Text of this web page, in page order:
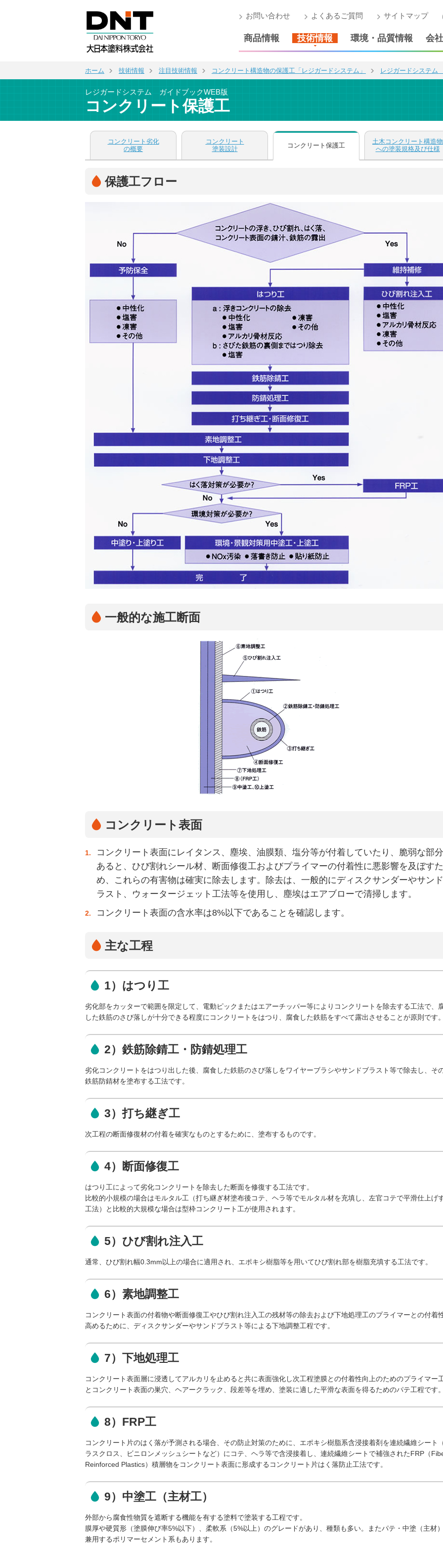
お問い合わせ よくあるご質問 サイトマップ
商品情報 技術情報 環境・品質情報 会
ホーム 技術情報 注目技術情報 コンクリート構造物の保護工「レジガードシステム」 レジガードシステ
レジガードシステム ガイドブックWEB版
コンクリート保護工
コンクリート劣化
の概要
コンクリート
塗装設計
コンクリート保護工
土木コンクリート構造物
への塗装規格及び仕様
保護工フロー
一般的な施工断面
コンクリート表面
1.
コンクリート表面にレイタンス、塵埃、油膜類、塩分等が付着していたり、脆弱な部
あると、ひび割れシール材、断面修復工およびプライマーの付着性に悪影響を及ぼすた
め、これらの有害物は確実に除去します。除去は、一般的にディスクサンダーやサン
ラスト、ウォータージェット工法等を使用し、塵埃はエアブローで清掃します。
2. コンクリート表面の含水率は8%以下であることを確認します。
主な工程
1）はつり工
劣化部をカッターで範囲を限定して、電動ピックまたはエアーチッパー等によりコンクリートを除去する工法で、
した鉄筋のさび落しが十分できる程度にコンクリートをはつり、腐食した鉄筋をすべて露出させることが原則です。
2）鉄筋除錆工・防錆処理工
劣化コンクリートをはつり出した後、腐食した鉄筋のさび落しをワイヤーブラシやサンドブラスト等で除去し、そ
鉄筋防錆材を塗布する工法です。
3）打ち継ぎ工
次工程の断面修復材の付着を確実なものとするために、塗布するものです。
4）断面修復工
はつり工によって劣化コンクリートを除去した断面を修復する工法です。
比較的小規模の場合はモルタル工（打ち継ぎ材塗布後コテ、ヘラ等でモルタル材を充填し、左官コテで平滑仕上げ
工法）と比較的大規模な場合は型枠コンクリート工が使用されます。
5）ひび割れ注入工
通常、ひび割れ幅0.3mm以上の場合に適用され、エポキシ樹脂等を用いてひび割れ部を樹脂充填する工法です。
6）素地調整工
コンクリート表面の付着物や断面修復工やひび割れ注入工の残材等の除去および下地処理工のプライマーとの付着
高めるために、ディスクサンダーやサンドブラスト等による下地調整工程です。
7）下地処理工
コンクリート表面層に浸透してアルカリを止めると共に表面強化し次工程塗膜との付着性向上のためのプライマー
とコンクリート表面の巣穴、ヘアークラック、段差等を埋め、塗装に適した平滑な表面を得るためのパテ工程です。
8）FRP工
コンクリート片のはく落が予測される場合、その防止対策のために、エポキシ樹脂系含浸接着剤を連続繊維シート
ラスクロス、ビニロンメッシュシートなど）にコテ、ヘラ等で含浸接着し、連続繊維シートで補強されたFRP（
Reinforced Plastics）積層物をコンクリート表面に形成するコンクリート片はく落防止工法です。
9）中塗工（主材工）
外部から腐食性物質を遮断する機能を有する塗料で塗装する工程です。
膜厚や硬質形（塗膜伸び率5%以下）、柔軟系（5%以上）のグレードがあり、種類も多い。またパテ・中塗（主材
兼用するポリマーセメント系もあります。